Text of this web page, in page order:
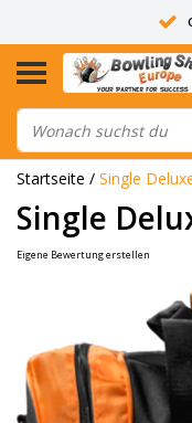
14
ALLE
Startseite / Single
Single
Eigene Bewertung erstellen